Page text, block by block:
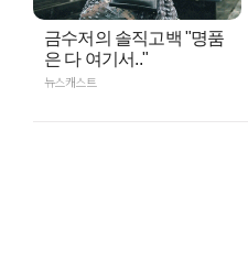
금수저의 솔직고백 "명품
은 다 여기서.."
뉴스캐스트